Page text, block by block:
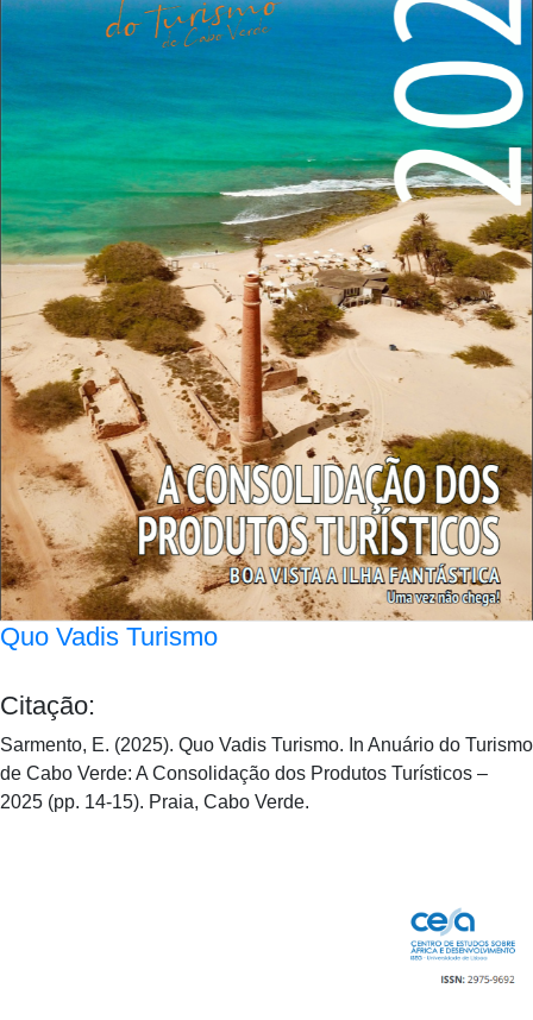
Quo Vadis Turismo
Citação:
Sarmento, E. (2025). Quo Vadis Turismo. In Anuário do Turismo
de Cabo Verde: A Consolidação dos Produtos Turísticos –
2025 (pp. 14-15). Praia, Cabo Verde.